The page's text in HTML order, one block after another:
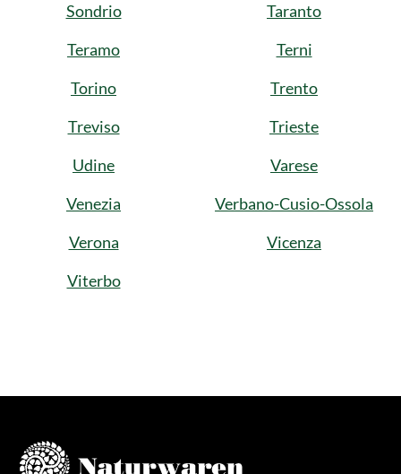
Sondrio
Taranto
Teramo
Terni
Torino
Trento
Treviso
Trieste
Udine
Varese
Venezia
Verbano-Cusio-Ossola
Verona
Vicenza
Viterbo